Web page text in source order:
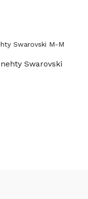
Swarovski